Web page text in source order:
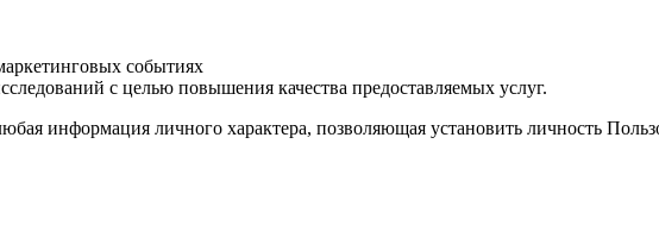
событиях
с целью повышения качества предоставляемых услуг.
информация личного характера, позволяющая установить личность